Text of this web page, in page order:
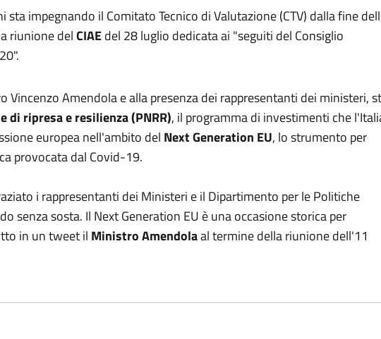
impegnando il Comitato Tecnico di Valutazione (CTV) dalla fine
riunione delCIAEdel 28 luglio dedicata ai "seguiti del Consiglio
Vincenzo Amendola e alla presenza dei rappresentanti dei ministeri,
di ripresa e resilienza (PNRR), il programma di investimenti che
europea nell'ambito del Next Generation EU, lo strumento per
provocata dal Covid-19.
i rappresentanti dei Ministeri e il Dipartimento per le Politiche
senza sosta. Il Next Generation EU è una occasione storica per
in un tweet il Ministro Amendolaal termine della riunione dell'11